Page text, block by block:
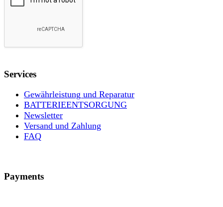
Services
Gewährleistung und Reparatur
BATTERIEENTSORGUNG
Newsletter
Versand und Zahlung
FAQ
Payments